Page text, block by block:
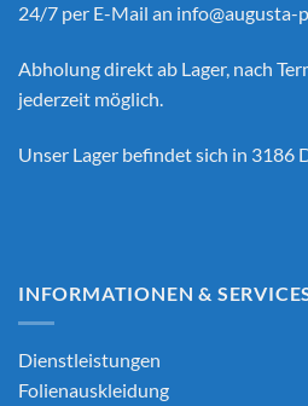
24/7 per E-Mail an info@augusta-
Abholung direkt ab Lager, nach
jederzeit möglich.
Unser Lager befindet sich in 3186
INFORMATIONEN &
Dienstleistungen
Folienauskleidung